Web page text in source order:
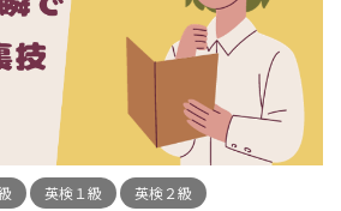
英検１級 英検２級